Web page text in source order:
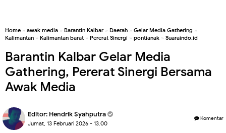
Home » awak media » Barantin Kalbar» Daerah » Gelar Media Gathering »
Kalimantan » Kalimantan barat » Pererat Sinergi » pontianak » Suaraindo.id
Barantin Kalbar Gelar Media
Gathering, Pererat Sinergi Bersama
Awak Media
Editor: Hendrik Syahputra
Jumat, 13 Februari 2026 - 13.00
Komentar